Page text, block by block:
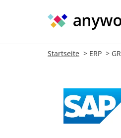
Startseite ERP